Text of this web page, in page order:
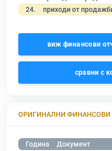
24. приходи от
виж финансови
сравни с
ОРИГИНАЛНИ ФИНАНСОВИ
Година Документ